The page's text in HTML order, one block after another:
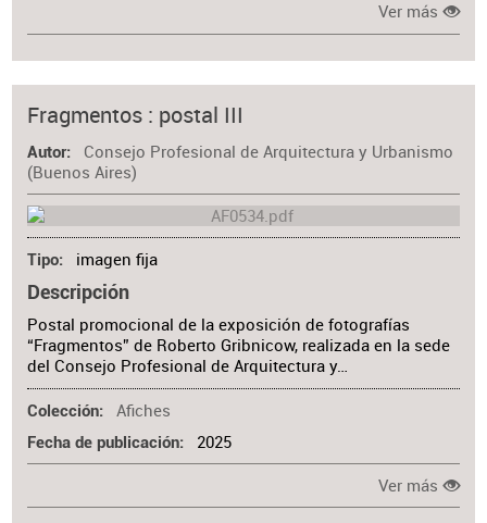
Ver más
Fragmentos : postal III
Autor
Consejo Profesional de Arquitectura y Urbanismo
(Buenos Aires)
Tipo imagen fija
Descripción
Postal promocional de la exposición de fotografías
“Fragmentos” de Roberto Gribnicow, realizada en la sede
del Consejo Profesional de Arquitectura y…
Colección Afiches
Fecha de publicación 2025
Ver más